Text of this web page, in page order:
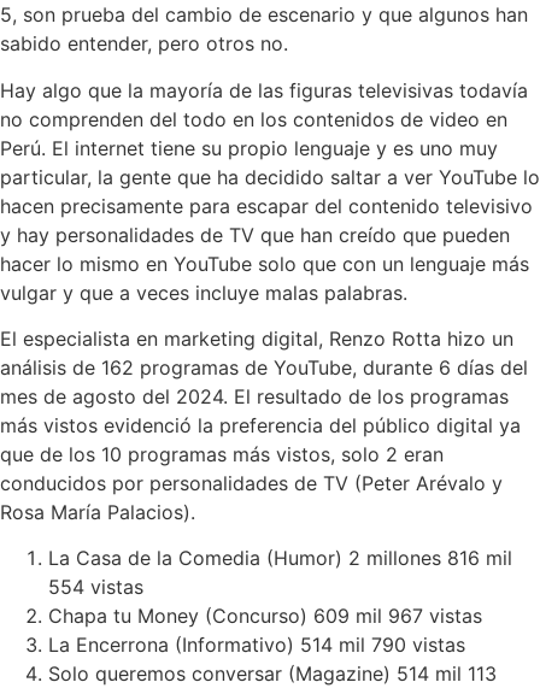
5, son prueba del cambio de escenario y que algunos han
sabido entender, pero otros no.
Hay algo que la mayoría de las figuras televisivas todavía
no comprenden del todo en los contenidos de video en
Perú. El internet tiene su propio lenguaje y es uno muy
particular, la gente que ha decidido saltar a ver YouTube lo
hacen precisamente para escapar del contenido televisivo
y hay personalidades de TV que han creído que pueden
hacer lo mismo en YouTube solo que con un lenguaje más
vulgar y que a veces incluye malas palabras.
El especialista en marketing digital, Renzo Rotta hizo un
análisis de 162 programas de YouTube, durante 6 días del
mes de agosto del 2024. El resultado de los programas
más vistos evidenció la preferencia del público digital ya
que de los 10 programas más vistos, solo 2 eran
conducidos por personalidades de TV (Peter Arévalo y
Rosa María Palacios).
La Casa de la Comedia (Humor) 2 millones 816 mil
554 vistas
Chapa tu Money (Concurso) 609 mil 967 vistas
La Encerrona (Informativo) 514 mil 790 vistas
Solo queremos conversar (Magazine) 514 mil 113